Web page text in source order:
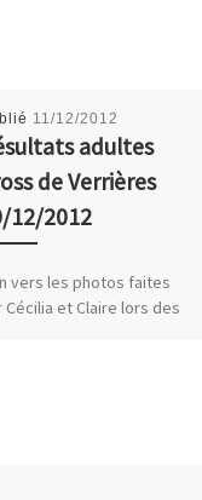
11/12/2012
adultes
de Verrières
12/2012
vers les photos faites
Cécilia et Claire lors des